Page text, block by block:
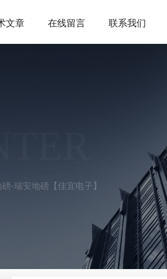
文章 在线留言 联系我们
-瑞安地磅【佳宜电子】